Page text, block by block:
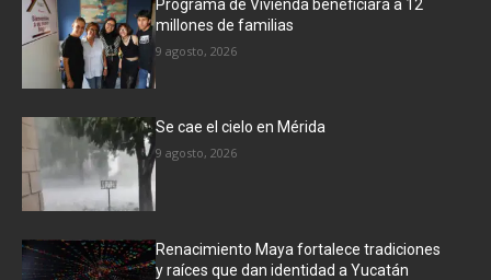
Programa de Vivienda beneficiará a 12
millones de familias
9 agosto, 2026
Se cae el cielo en Mérida
9 agosto, 2026
Renacimiento Maya fortalece tradiciones
y raíces que dan identidad a Yucatán